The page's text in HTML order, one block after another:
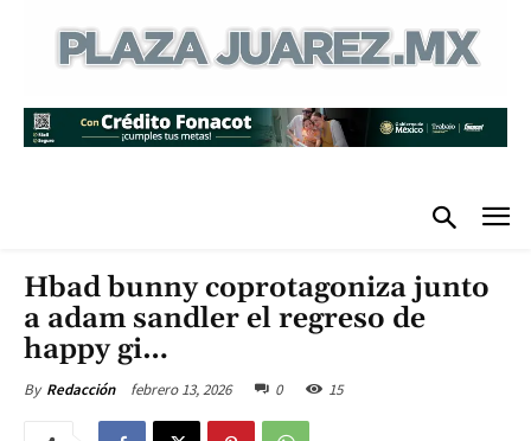
Hbad bunny coprotagoniza junto
a adam sandler el regreso de
happy gi…
By Redacción febrero 13, 2026 0 15